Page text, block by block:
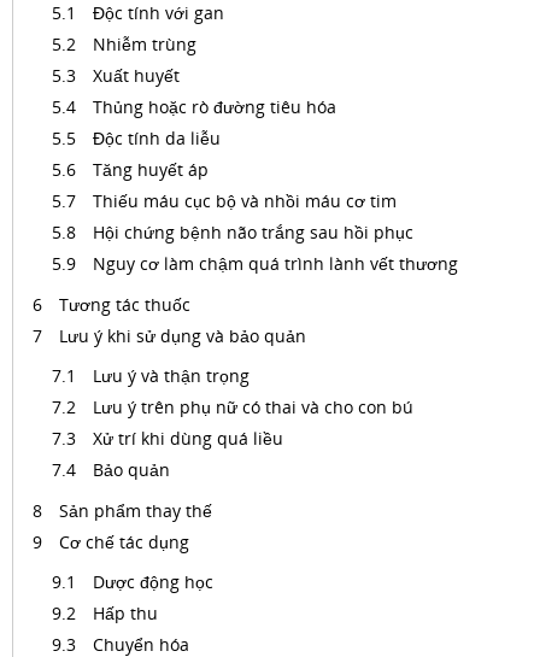
Độc tính với gan
Nhiễm trùng
Xuất huyết
Thủng hoặc rò đường tiêu hóa
Độc tính da liễu
Tăng huyết áp
Thiếu máu cục bộ và nhồi máu cơ tim
Hội chứng bệnh não trắng sau hồi phục
Nguy cơ làm chậm quá trình lành vết thương
Tương tác thuốc
Lưu ý khi sử dụng và bảo quản
Lưu ý và thận trọng
Lưu ý trên phụ nữ có thai và cho con bú
Xử trí khi dùng quá liều
Bảo quản
Sản phẩm thay thế
Cơ chế tác dụng
Dược động học
Hấp thu
Chuyển hóa